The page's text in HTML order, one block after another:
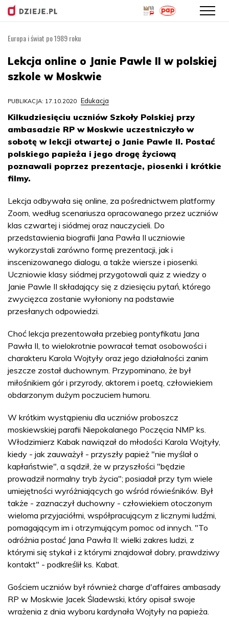
treści
Europa i świat po 1989 roku
Lekcja online o Janie Pawle II w polskiej
szkole w Moskwie
PUBLIKACJA: 17.10.2020 Edukacja
Kilkudziesięciu uczniów Szkoły Polskiej przy
ambasadzie RP w Moskwie uczestniczyło w
sobotę w lekcji otwartej o Janie Pawle II. Postać
polskiego papieża i jego drogę życiową
poznawali poprzez prezentacje, piosenki i krótkie
filmy.
Lekcja odbywała się online, za pośrednictwem platformy
Zoom, według scenariusza opracowanego przez uczniów
klas czwartej i siódmej oraz nauczycieli. Do
przedstawienia biografii Jana Pawła II uczniowie
wykorzystali zarówno formę prezentacji, jak i
inscenizowanego dialogu, a także wiersze i piosenki.
Uczniowie klasy siódmej przygotowali quiz z wiedzy o
Janie Pawle II składający się z dziesięciu pytań, którego
zwycięzca zostanie wyłoniony na podstawie
przesłanych odpowiedzi.
Choć lekcja prezentowała przebieg pontyfikatu Jana
Pawła II, to wielokrotnie powracał temat osobowości i
charakteru Karola Wojtyły oraz jego działalności zanim
jeszcze został duchownym. Przypominano, że był
miłośnikiem gór i przyrody, aktorem i poetą, człowiekiem
obdarzonym dużym poczuciem humoru.
W krótkim wystąpieniu dla uczniów proboszcz
moskiewskiej parafii Niepokalanego Poczęcia NMP ks.
Włodzimierz Kabak nawiązał do młodości Karola Wojtyły,
kiedy - jak zauważył - przyszły papież "nie myślał o
kapłaństwie", a sądził, że w przyszłości "będzie
prowadził normalny tryb życia"; posiadał przy tym wiele
umiejętności wyróżniających go wśród rówieśników. Był
także - zaznaczył duchowny - człowiekiem otoczonym
wieloma przyjaciółmi, współpracującym z licznymi ludźmi,
pomagającym im i otrzymującym pomoc od innych. "To
odróżnia postać Jana Pawła II: wielki zakres ludzi, z
którymi się stykał i z którymi znajdował dobry, prawdziwy
kontakt" - podkreślił ks. Kabat.
Gościem uczniów był również charge d'affaires ambasady
RP w Moskwie Jacek Śladewski, który opisał swoje
wrażenia z dnia wyboru kardynała Wojtyły na papieża.